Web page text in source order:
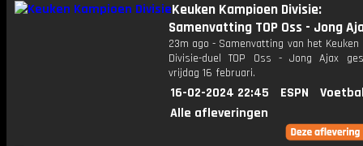
Keuken Kampioen Divisie:
Samenvatting TOP Oss - Jong
23m ago - Samenvatting van het Keuken
Divisie-duel TOP Oss - Jong Ajax
vrijdag 16 februari.
16-02-2024 22:45 ESPN
Alle afleveringen